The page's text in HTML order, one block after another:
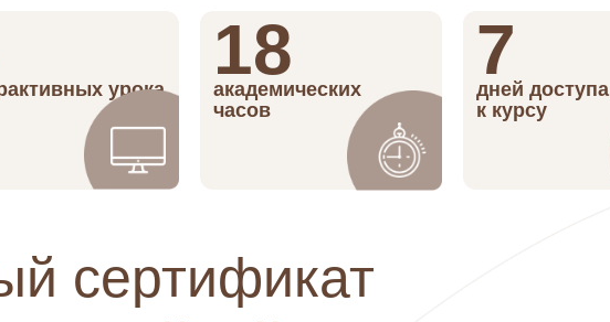
урока 18 7
дней доступа
к курсу
сертификат
академических
часов